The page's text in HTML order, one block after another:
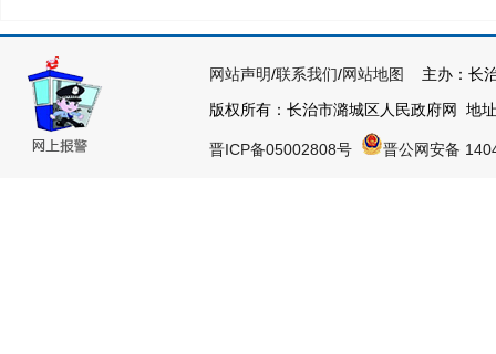
网站声明/联系我们/网站地图
主办：长
版权所有：长治市潞城区人民政府网 地
晋ICP备05002808号 晋公网安备